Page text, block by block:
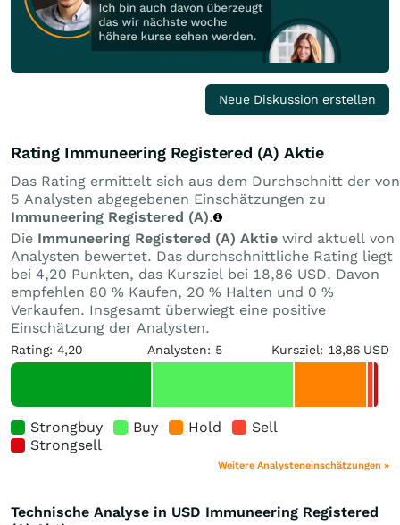
Neue Diskussion erstellen
Rating Immuneering Registered (A) Aktie
Das Rating ermittelt sich aus dem Durchschnitt der von
5 Analysten abgegebenen Einschätzungen zu
Immuneering Registered (A).
Die Immuneering Registered (A) Aktie wird aktuell von
Analysten bewertet. Das durchschnittliche Rating liegt
bei 4,20 Punkten, das Kursziel bei 18,86 USD. Davon
empfehlen 80 % Kaufen, 20 % Halten und 0 %
Verkaufen. Insgesamt überwiegt eine positive
Einschätzung der Analysten.
Rating: 4,20 Analysten: 5 Kursziel: 18,86 USD
Strongbuy Buy Hold
Sell
Strongsell
Weitere Analysteneinschätzungen »
Technische Analyse in USD Immuneering Registered